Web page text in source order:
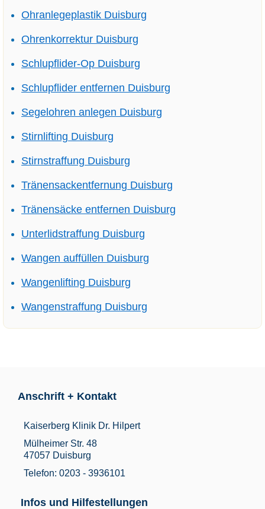
Ohranlegeplastik Duisburg
Ohrenkorrektur Duisburg
Schlupflider-Op Duisburg
Schlupflider entfernen Duisburg
Segelohren anlegen Duisburg
Stirnlifting Duisburg
Stirnstraffung Duisburg
Tränensackentfernung Duisburg
Tränensäcke entfernen Duisburg
Unterlidstraffung Duisburg
Wangen auffüllen Duisburg
Wangenlifting Duisburg
Wangenstraffung Duisburg
Anschrift + Kontakt
Kaiserberg Klinik Dr. Hilpert
Mülheimer Str. 48
47057 Duisburg
Telefon: 0203 - 3936101
Infos und Hilfestellungen